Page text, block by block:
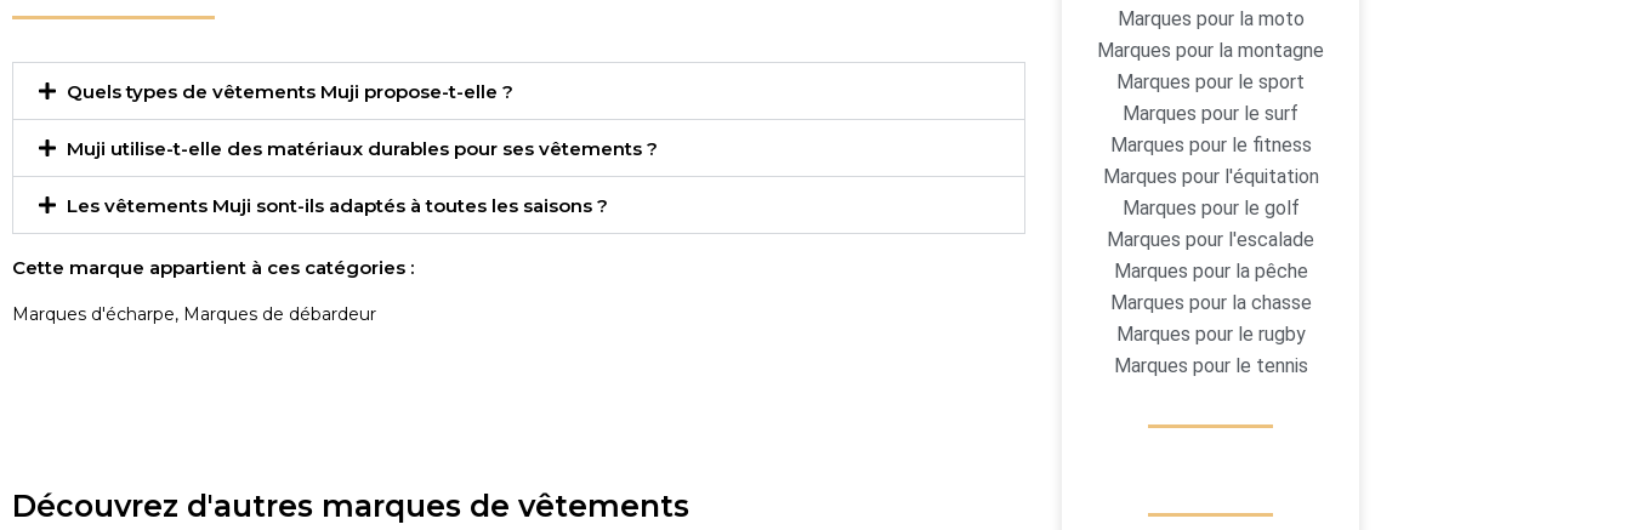
Quels types de vêtements Muji propose-t-elle ?
Muji utilise-t-elle des matériaux durables pour ses vêtements ?
Les vêtements Muji sont-ils adaptés à toutes les saisons ?
Cette marque appartient à ces catégories :
Marques d'écharpe, Marques de débardeur
Découvrez d'autres marques de vêtements
Marques pour la moto
Marques pour la montagne
Marques pour le sport
Marques pour le surf
Marques pour le fitness
Marques pour l'équitation
Marques pour le golf
Marques pour l'escalade
Marques pour la pêche
Marques pour la chasse
Marques pour le rugby
Marques pour le tennis